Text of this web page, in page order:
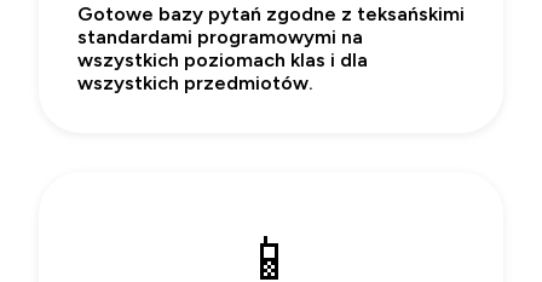
Gotowe bazy pytań zgodne z teksańskimi
standardami programowymi na
wszystkich poziomach klas i dla
wszystkich przedmiotów.
📱